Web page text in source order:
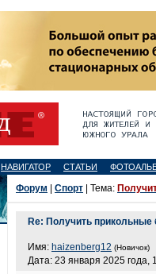
НАВИГАТОР СТАТЬИ
Форум Спорт | Тема:
Re: Получить прикольные
Имя: haizenberg12 (Новичок)
Дата: 23 января 2025 года,